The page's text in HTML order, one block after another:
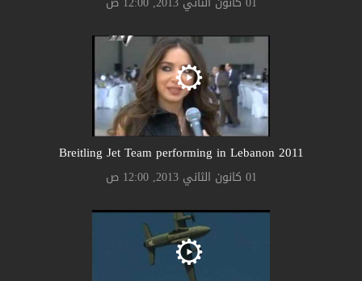
2011 Breitling Jet Team performing in Lebanon
01 كانون الثاني 2013, 12:00 ص